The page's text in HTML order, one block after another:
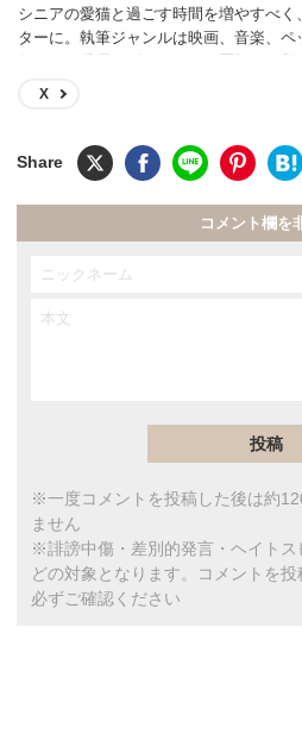
シニアの愛猫と過ごす時間を増やすべ
ターに。執筆ジャンルは映画、音楽、
X
コメント欄を
※一度コメントを投稿した後は約
ません
※誹謗中傷・差別的発言・ヘイト
どの対象となります。コメントを投
必ずご確認ください